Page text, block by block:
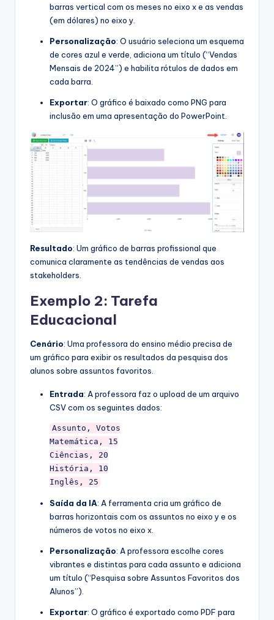
barras vertical com os meses no eixo x e as vendas
(em dólares) no eixo y.
Personalização: O usuário seleciona um esquema
de cores azul e verde, adiciona um título (“Vendas
Mensais de 2024”) e habilita rótulos de dados em
cada barra.
Exportar: O gráfico é baixado como PNG para
inclusão em uma apresentação do PowerPoint.
Resultado: Um gráfico de barras profissional que
comunica claramente as tendências de vendas aos
stakeholders.
Exemplo 2: Tarefa
Educacional
Cenário: Uma professora do ensino médio precisa de
um gráfico para exibir os resultados da pesquisa dos
alunos sobre assuntos favoritos.
Entrada: A professora faz o upload de um arquivo
CSV com os seguintes dados:
Assunto, Votos
Matemática, 15
Ciências, 20
História, 10
Inglês, 25
Saída da IA: A ferramenta cria um gráfico de
barras horizontais com os assuntos no eixo y e os
números de votos no eixo x.
Personalização: A professora escolhe cores
vibrantes e distintas para cada assunto e adiciona
um título (“Pesquisa sobre Assuntos Favoritos dos
Alunos”).
Exportar: O gráfico é exportado como PDF para